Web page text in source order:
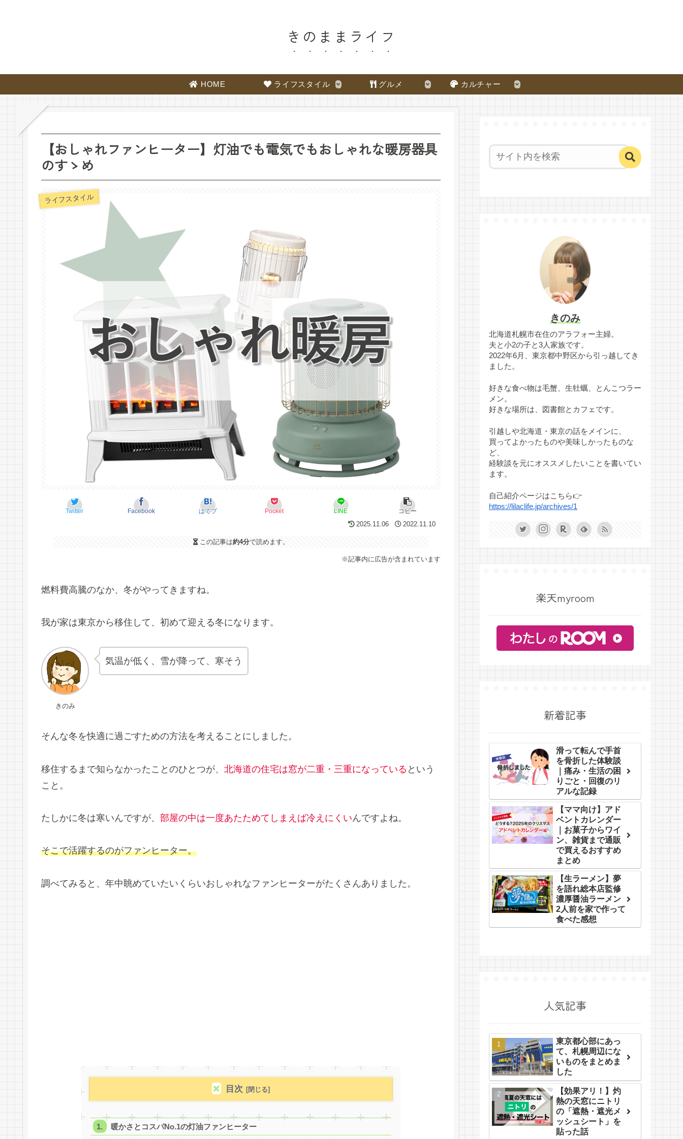
きのままライフ
HOME ライフスタイル グルメ カルチャー
【おしゃれファンヒーター】灯油でも電気でもおしゃれな暖房器具
のすゝめ
ライフスタイル
Twitter Facebook はてブ Pocket LINE
コピー
2025.11.06
2022.11.10
この記事は約4分で読めます。
※記事内に広告が含まれています
燃料費高騰のなか、冬がやってきますね。
我が家は東京から移住して、初めて迎える冬になります。
きのみ
気温が低く、雪が降って、寒そう
そんな冬を快適に過ごすための方法を考えることにしました。
移住するまで知らなかったことのひとつが、 北海道の住宅は窓が二重・三重になっている という
こと。
たしかに冬は寒いんですが、 部屋の中は一度あたためてしまえば冷えにくいんですよね。
そこで活躍するのがファンヒーター。
調べてみると、年中眺めていたいくらいおしゃれなファンヒーターがたくさんありました。
目次
暖かさとコスパNo.1の灯油ファンヒーター
きのみ
北海道札幌市在住のアラフォー主婦。
夫と小2の子と3人家族です。
2022年6月、東京都中野区から引っ越してき
ました。
好きな食べ物は毛蟹、生牡蠣、とんこつラー
メン。
好きな場所は、図書館とカフェです。
引越しや北海道・東京の話をメインに、
買ってよかったものや美味しかったものな
ど、
経験談を元にオススメしたいことを書いてい
ます。
自己紹介ページはこちら👉
https://lilaclife.jp/archives/1
楽天myroom
新着記事
滑って転んで手首
を骨折した体験談
｜痛み・生活の困
りごと・回復のリ
アルな記録
【ママ向け】アド
ベントカレンダー
｜お菓子からワイ
ン、雑貨まで通販
で買えるおすすめ
まとめ
【生ラーメン】夢
を語れ総本店監修
濃厚醤油ラーメン
2人前を家で作って
食べた感想
人気記事
東京都心部にあっ
て、札幌周辺にな
いものをまとめま
した
【効果アリ！】灼
熱の天窓にニトリ
の「遮熱・遮光メ
ッシュシート」を
貼った話